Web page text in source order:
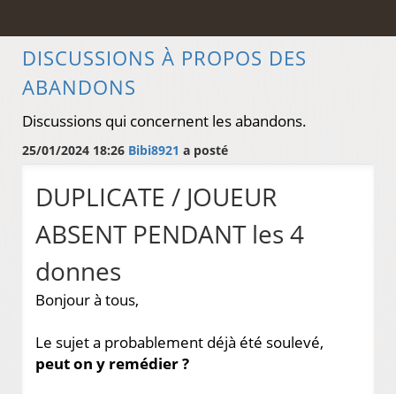
DISCUSSIONS À PROPOS DES
ABANDONS
Discussions qui concernent les abandons.
25/01/2024 18:26 Bibi8921 a posté
DUPLICATE / JOUEUR
ABSENT PENDANT les 4
donnes
Bonjour à tous,
Le sujet a probablement déjà été soulevé,
peut on y remédier ?